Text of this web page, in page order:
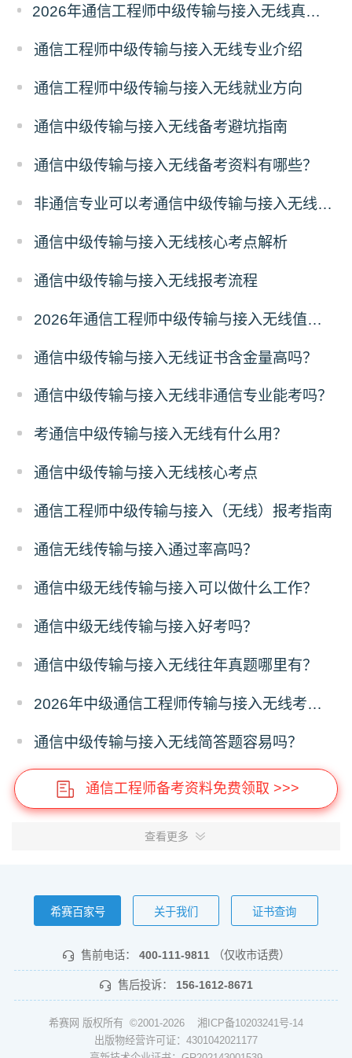
2026年通信工程师中级传输与接入无线真题答案解析（考后更新）
通信工程师中级传输与接入无线专业介绍
通信工程师中级传输与接入无线就业方向
通信中级传输与接入无线备考避坑指南
通信中级传输与接入无线备考资料有哪些？
非通信专业可以考通信中级传输与接入无线吗？
通信中级传输与接入无线核心考点解析
通信中级传输与接入无线报考流程
2026年通信工程师中级传输与接入无线值得考吗？
通信中级传输与接入无线证书含金量高吗？
通信中级传输与接入无线非通信专业能考吗？
考通信中级传输与接入无线有什么用？
通信中级传输与接入无线核心考点
通信工程师中级传输与接入（无线）报考指南
通信无线传输与接入通过率高吗？
通信中级无线传输与接入可以做什么工作？
通信中级无线传输与接入好考吗？
通信中级传输与接入无线往年真题哪里有？
2026年中级通信工程师传输与接入无线考试大纲
通信中级传输与接入无线简答题容易吗？
通信工程师备考资料免费领取 >>>
查看更多
希赛百家号 关于我们 证书查询
售前电话： 400-111-9811 （仅收市话费）
售后投诉： 156-1612-8671
希赛网 版权所有 ©2001-2026 湘ICP备10203241号-14
出版物经营许可证：4301042021177